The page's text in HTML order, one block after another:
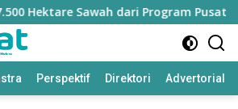
Sawah dari Program Pusat
Perspektif Direktori Advertorial